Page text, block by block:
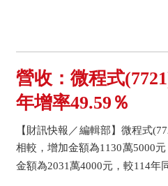
營收：微程式
年增率49.59％
【財訊快報／編輯部】微程式
相較，增加金額為1130萬5000
金額為2031萬4000元，較114年